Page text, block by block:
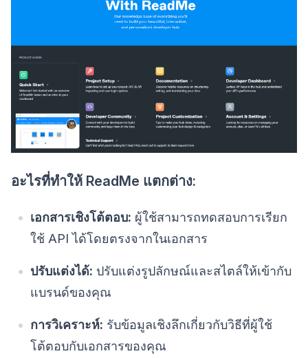
อะไรที่ทำให้ ReadMe แตกต่าง:
เอกสารเชิงโต้ตอบ: ผู้ใช้สามารถทดสอบการเรียก
ใช้ API ได้โดยตรงจากในเอกสาร
ปรับแต่งได้: ปรับแต่งรูปลักษณ์และสไตล์ให้เข้ากับ
แบรนด์ของคุณ
การวิเคราะห์: รับข้อมูลเชิงลึกเกี่ยวกับวิธีที่ผู้ใช้
โต้ตอบกับเอกสารของคุณ